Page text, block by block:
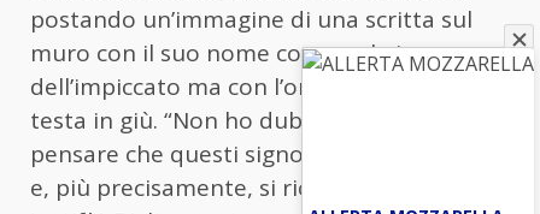
postando un’immagine di una scritta sul
muro con il suo nome come nel gioco
dell’impiccato ma con l’omino appeso a
testa in giù. “Non ho dubbi – scrive – a
pensare che questi signori siano di sinistra
e, più precisamente, si riconoscano negli